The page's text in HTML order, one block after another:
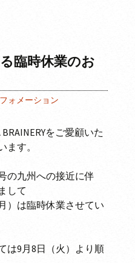
臨時休業のお
ォメーション
をご愛顧いた
ます。
の九州への接近に伴
して
）は臨時休業させてい
は9月8日（火）より順